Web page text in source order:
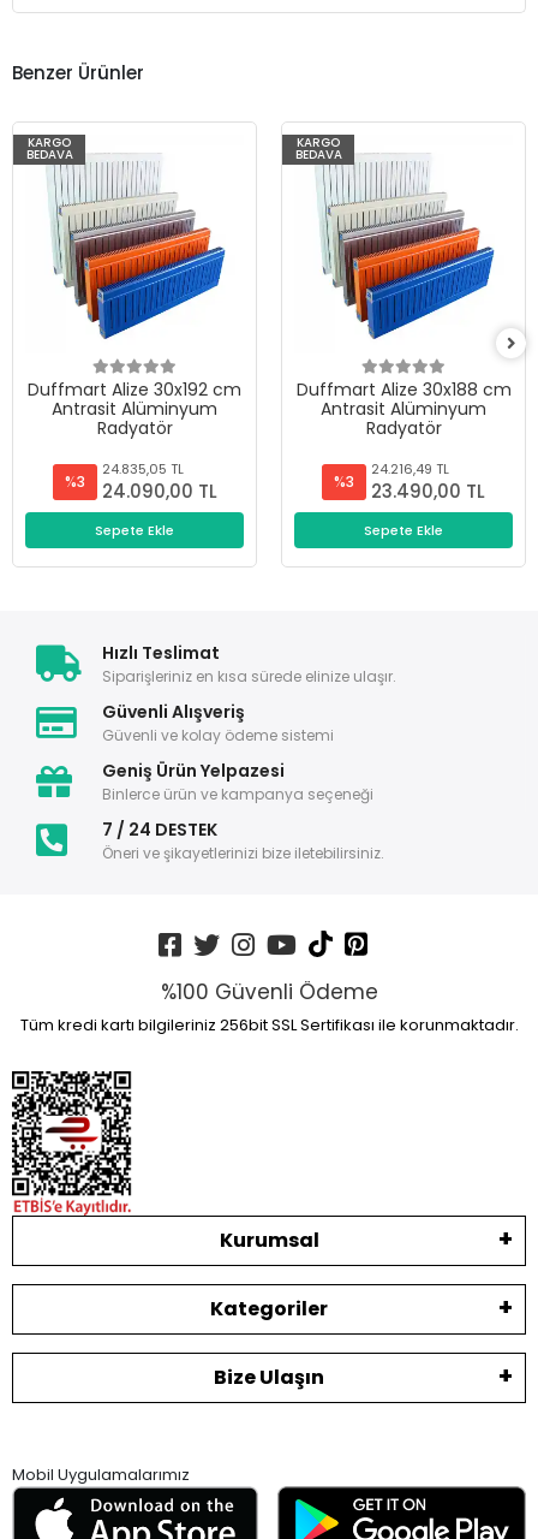
Benzer Ürünler
KARGO
BEDAVA
Duffmart Alize 30x192 cm
Antrasit Alüminyum
Radyatör
%3
24.835,05 TL
24.090,00 TL
Sepete Ekle
KARGO
BEDAVA
Duffmart Alize 30x188 cm
Antrasit Alüminyum
Radyatör
%3
24.216,49 TL
23.490,00 TL
Sepete Ekle
Hızlı Teslimat
Siparişleriniz en kısa sürede elinize ulaşır.
Güvenli Alışveriş
Güvenli ve kolay ödeme sistemi
Geniş Ürün Yelpazesi
Binlerce ürün ve kampanya seçeneği
7 / 24 DESTEK
Öneri ve şikayetlerinizi bize iletebilirsiniz.
%100 Güvenli Ödeme
Tüm kredi kartı bilgileriniz 256bit SSL Sertifikası ile korunmaktadır.
Kurumsal
Kategoriler
Bize Ulaşın
Mobil Uygulamalarımız